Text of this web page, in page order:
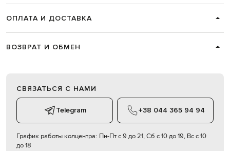
ОПЛАТА И ДОСТАВКА
ВОЗВРАТ И ОБМЕН
СВЯЗАТЬСЯ С НАМИ
Telegram +38 044 365 94 94
График работы колцентра: Пн-Пт с 9 до 21, Сб с 10 до 19, Вс с 10
до 18